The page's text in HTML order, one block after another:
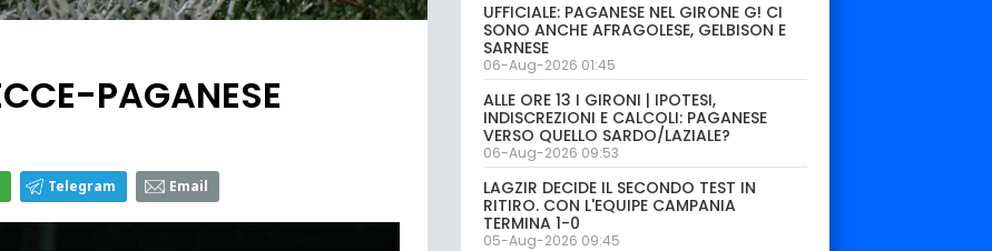
PAGANESE
Telegram Email
UFFICIALE: PAGANESE NEL GIRONE G! CI
SONO ANCHE AFRAGOLESE, GELBISON E
SARNESE
06-Aug-2026 01:45
ALLE ORE 13 I GIRONI | IPOTESI,
INDISCREZIONI E CALCOLI: PAGANESE
VERSO QUELLO SARDO/LAZIALE?
06-Aug-2026 09:53
LAGZIR DECIDE IL SECONDO TEST IN
RITIRO. CON L'EQUIPE CAMPANIA
TERMINA 1-0
05-Aug-2026 09:45